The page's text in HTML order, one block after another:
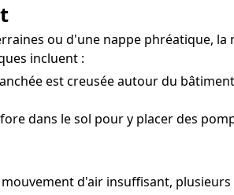
ou d'une nappe phréatique,
incluent :
est creusée autour du
dans le sol pour y placer des
d'air insuffisant,